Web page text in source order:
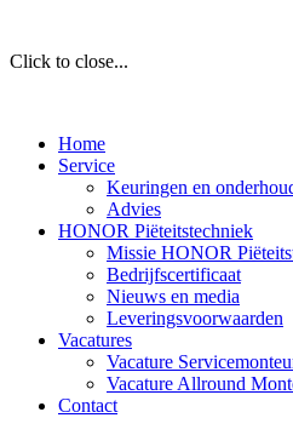
Click to close...
Home
Service
Keuringen en
Advies
HONOR Piëteitstechniek
Missie HONOR
Bedrijfscertificaat
Nieuws en media
Leveringsvoorwaarden
Vacatures
Vacature
Vacature Allround
Contact